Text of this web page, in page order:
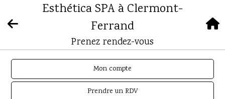
Esthética SPA à Clermont-
Ferrand
Prenez rendez-vous
Mon compte
Prendre un RDV